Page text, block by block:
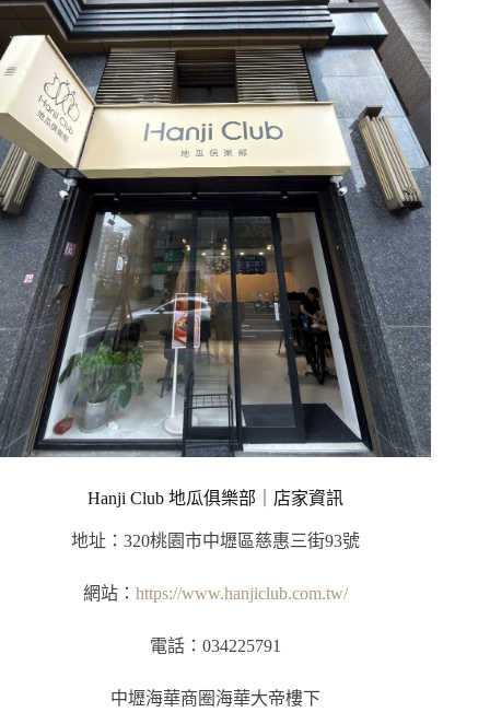
Hanji Club 地瓜俱樂部｜店家資訊
地址：320桃園市中壢區慈惠三街93號
網站：https://www.hanjiclub.com.tw/
電話：034225791
中壢海華商圈海華大帝樓下